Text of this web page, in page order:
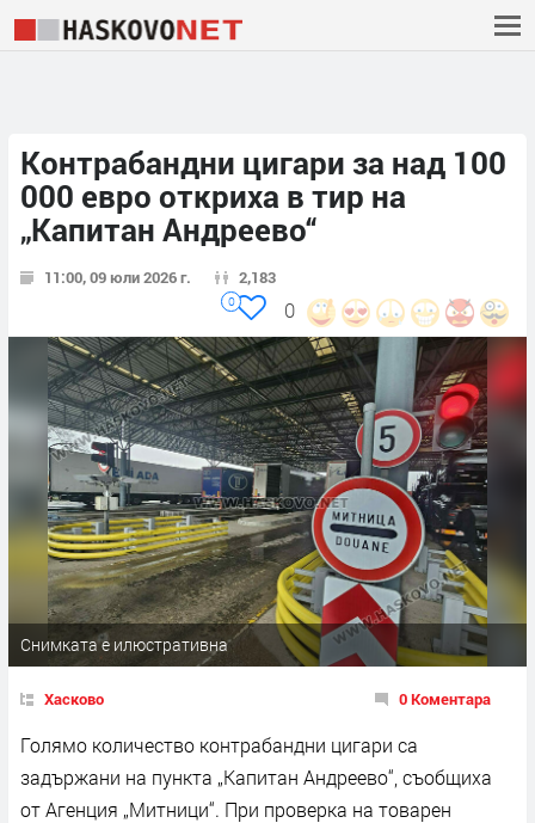
Контрабандни цигари за над 100
000 евро откриха в тир на
„Капитан Андреево“
11:00, 09 юли 2026 г. 2,183
0
0
Снимката е илюстративна
Хасково 0 Коментара
Голямо количество контрабандни цигари са
задържани на пункта „Капитан Андреево“, съобщиха
от Агенция „Митници“. При проверка на товарен